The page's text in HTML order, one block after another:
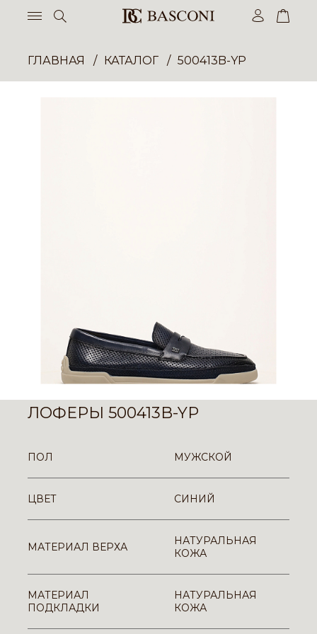
ГЛАВНАЯ КАТАЛОГ 500413B-YP
ЛОФЕРЫ 500413B-YP
ПОЛ МУЖСКОЙ
ЦВЕТ СИНИЙ
МАТЕРИАЛ ВЕРХА
НАТУРАЛЬНАЯ
КОЖА
МАТЕРИАЛ
ПОДКЛАДКИ
НАТУРАЛЬНАЯ
КОЖА